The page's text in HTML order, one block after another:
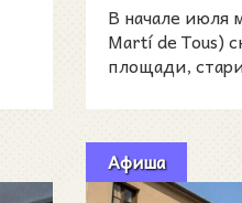
В начале июля
Martí de Tous)
площади,
Афиша